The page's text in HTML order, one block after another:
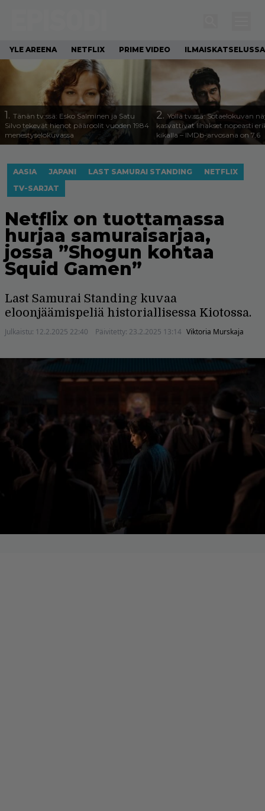
YLE AREENA NETFLIX PRIME VIDEO ILMAISKATSELUSSA
1. Tänän tv:ssä: Esko Salminen ja Satu
Silvo tekevät hienot pääroolit vuoden 1984
menestyselokuvassa
2. Yöllä tv:ssä: Sotaelokuvan
kasvattivat lihakset nopeasti
kikalla – IMDb-arvosana on 7,6
AASIA JAPANI LAST SAMURAI STANDING
NETFLIX
TV-SARJAT
Netflix on tuottamassa
hurjaa samuraisarjaa,
jossa ”Shogun kohtaa
Squid Gamen”
Last Samurai Standing kuvaa
eloonjäämispeliä historiallisessa Kiotossa.
Julkaistu: 12.2.2025 22:40 Päivitetty: 23.2.2025 13:14 Viktoria Murskaja